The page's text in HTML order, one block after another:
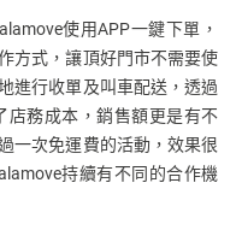
使用APP一鍵下單，
方式，讓頂好門市不需要使
進行收單及叫車配送，透過
店務成本，銷售額更是有不
一次免運費的活動，效果很
持續有不同的合作機